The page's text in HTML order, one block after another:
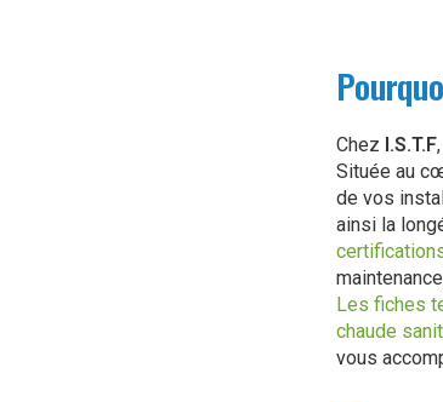
Chez I.S.T.F
Située au
de vos
ainsi la
Les fiches
chaude
vous